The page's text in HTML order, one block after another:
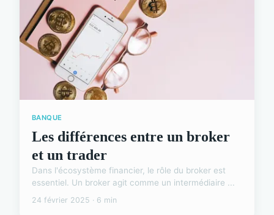
BANQUE
Les différences entre un broker
et un trader
Dans l'écosystème financier, le rôle du broker est
essentiel. Un broker agit comme un intermédiaire ...
24 février 2025 · 6 min